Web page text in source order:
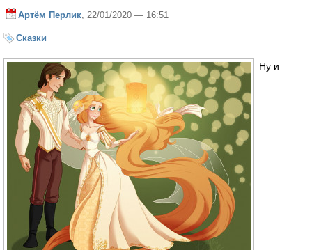
Артём Перлик , 22/01/2020 — 16:51
Сказки
Ну и